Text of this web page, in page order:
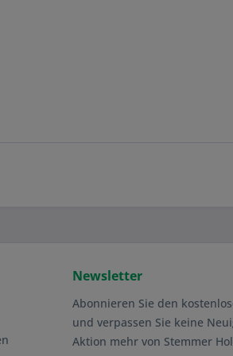
Newsletter
Abonnieren Sie den
und verpassen Sie keine
Aktion mehr von Stemmer